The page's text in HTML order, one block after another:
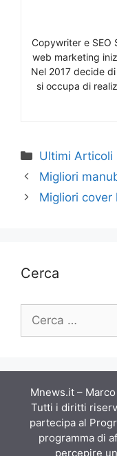
Copywriter e SEO
web marketing
Nel 2017 decide
si occupa di
Categorie
Ultimi Articoli
Migliori
Migliori cover
Cerca
Ricerca
Mnews.it –
Tutti i diritti
partecipa al
programma di
percepire